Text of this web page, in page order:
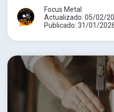
Focus Metal
Actualizado: 05/02/
Publicado: 31/01/